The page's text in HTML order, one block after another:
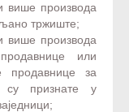
више производа
тржиште;
више производа
или
продавнице за
су признате у